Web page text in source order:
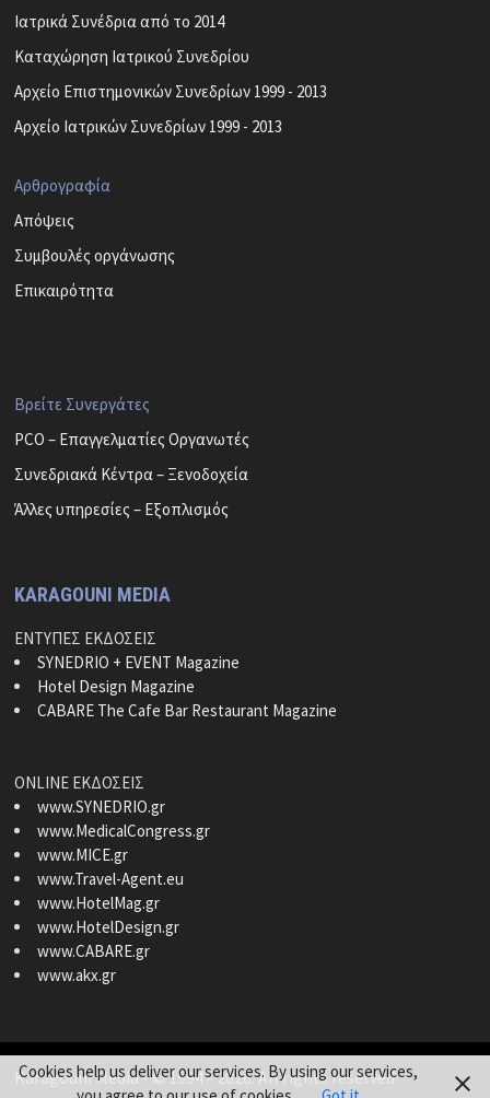
Ιατρικά Συνέδρια από το 2014
Καταχώρηση Ιατρικού Συνεδρίου
Αρχείο Επιστημονικών Συνεδρίων 1999 - 2013
Αρχείο Ιατρικών Συνεδρίων 1999 - 2013
Αρθρογραφία
Απόψεις
Συμβουλές οργάνωσης
Επικαιρότητα
Βρείτε Συνεργάτες
PCO – Επαγγελματίες Οργανωτές
Συνεδριακά Κέντρα – Ξενοδοχεία
Άλλες υπηρεσίες – Εξοπλισμός
KARAGOUNI MEDIA
ΕΝΤΥΠΕΣ ΕΚΔΟΣΕΙΣ
SYNEDRIO + EVENT Magazine
Hotel Design Magazine
CABARE The Cafe Bar Restaurant Magazine
ONLINE ΕΚΔΟΣΕΙΣ
www.SYNEDRIO.gr
www.MedicalCongress.gr
www.MICE.gr
www.Travel-Agent.eu
www.HotelMag.gr
www.HotelDesign.gr
www.CABARE.gr
www.akx.gr
Karagouni Media- © 1994 - 2026. All rights reserved
Cookies help us deliver our services. By using our services,